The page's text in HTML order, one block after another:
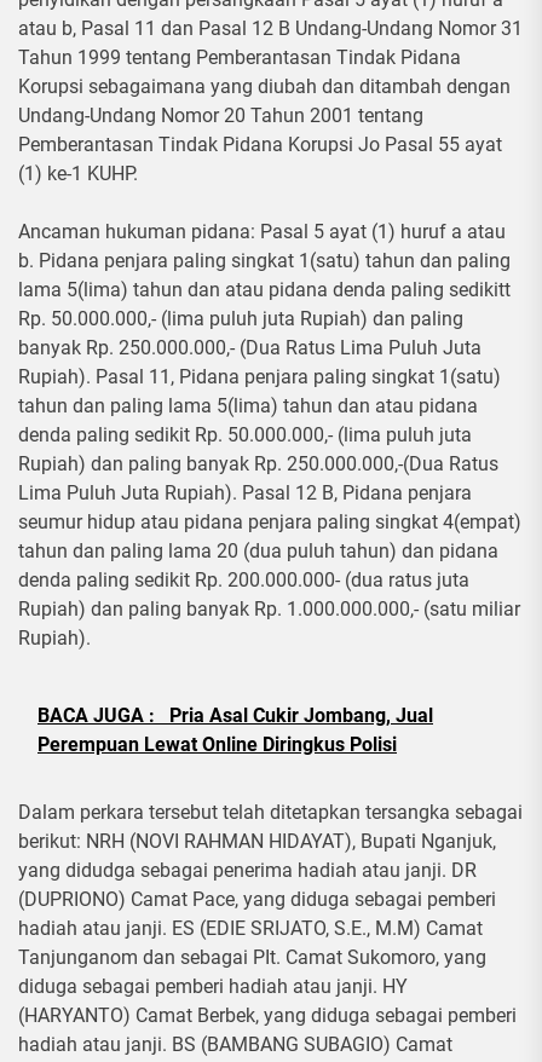
atau b, Pasal 11 dan Pasal 12 B Undang-Undang Nomor 31
Tahun 1999 tentang Pemberantasan Tindak Pidana
Korupsi sebagaimana yang diubah dan ditambah dengan
Undang-Undang Nomor 20 Tahun 2001 tentang
Pemberantasan Tindak Pidana Korupsi Jo Pasal 55 ayat
(1) ke-1 KUHP.
Ancaman hukuman pidana: Pasal 5 ayat (1) huruf a atau
b. Pidana penjara paling singkat 1(satu) tahun dan paling
lama 5(lima) tahun dan atau pidana denda paling sedikitt
Rp. 50.000.000,- (lima puluh juta Rupiah) dan paling
banyak Rp. 250.000.000,- (Dua Ratus Lima Puluh Juta
Rupiah). Pasal 11, Pidana penjara paling singkat 1(satu)
tahun dan paling lama 5(lima) tahun dan atau pidana
denda paling sedikit Rp. 50.000.000,- (lima puluh juta
Rupiah) dan paling banyak Rp. 250.000.000,-(Dua Ratus
Lima Puluh Juta Rupiah). Pasal 12 B, Pidana penjara
seumur hidup atau pidana penjara paling singkat 4(empat)
tahun dan paling lama 20 (dua puluh tahun) dan pidana
denda paling sedikit Rp. 200.000.000- (dua ratus juta
Rupiah) dan paling banyak Rp. 1.000.000.000,- (satu miliar
Rupiah).
BACA JUGA :
Pria Asal Cukir Jombang, Jual
Perempuan Lewat Online Diringkus Polisi
Dalam perkara tersebut telah ditetapkan tersangka sebagai
berikut: NRH (NOVI RAHMAN HIDAYAT), Bupati Nganjuk,
yang didudga sebagai penerima hadiah atau janji. DR
(DUPRIONO) Camat Pace, yang diduga sebagai pemberi
hadiah atau janji. ES (EDIE SRIJATO, S.E., M.M) Camat
Tanjunganom dan sebagai PIt. Camat Sukomoro, yang
diduga sebagai pemberi hadiah atau janji. HY
(HARYANTO) Camat Berbek, yang diduga sebagai pemberi
hadiah atau janji. BS (BAMBANG SUBAGIO) Camat